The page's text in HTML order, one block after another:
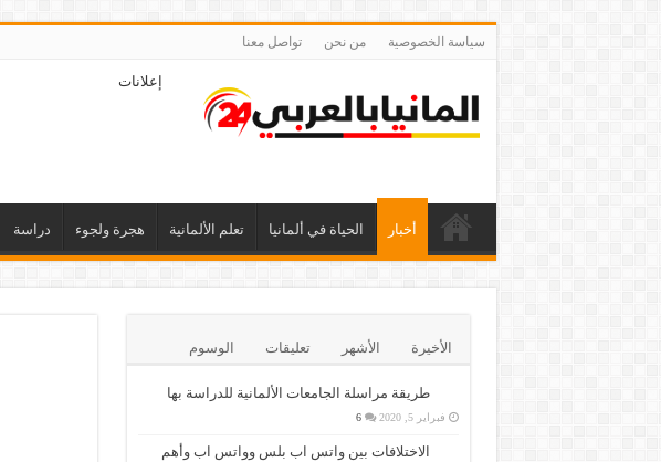
سياسة الخصوصية من نحن تواصل معنا
إعلانات
أخبار الحياة في ألمانيا تعلم الألمانية هجرة ولجوء دراسة
الأخيرة الأشهر تعليقات الوسوم
طريقة مراسلة الجامعات الألمانية للدراسة بها
فبراير 5, 2020 6
الاختلافات بين واتس اب بلس وواتس اب وأهم